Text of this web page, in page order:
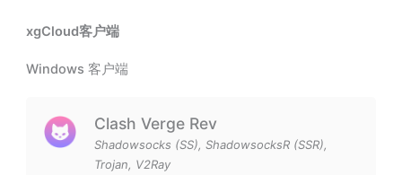
xgCloud客户端
Windows 客户端
Clash Verge Rev
Shadowsocks (SS), ShadowsocksR (SSR),
Trojan, V2Ray